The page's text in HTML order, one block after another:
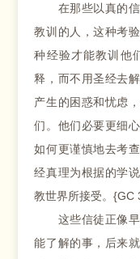
在那些以真的信
教训的人，这种考
种经验才能教训他
释，而不用圣经去
产生的困惑和忧虑
们。他们必要更细
如何更谨慎地去考
经真理为根据的学
教世界所接受。{GC
这些信徒正像早
能了解的事，后来